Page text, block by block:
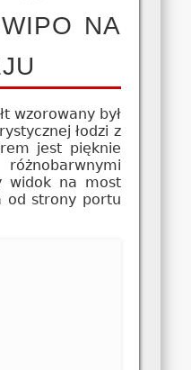
NA
wzorowany był
łodzi z
jest pięknie
widok na most
od strony portu